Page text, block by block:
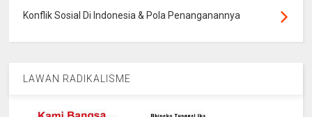
Konflik Sosial Di Indonesia & Pola Penanganannya
LAWAN RADIKALISME